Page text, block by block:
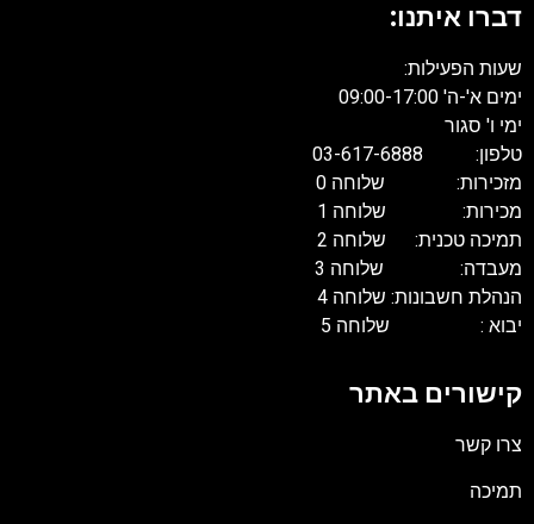
דברו איתנו:
שעות הפעילות:
ימים א'-ה' 09:00-17:00
ימי ו' סגור
טלפון: 03-617-6888
מזכירות: שלוחה 0
מכירות: שלוחה 1
תמיכה טכנית: שלוחה 2
מעבדה: שלוחה 3
הנהלת חשבונות: שלוחה 4
יבוא : שלוחה 5
קישורים באתר
צרו קשר
תמיכה